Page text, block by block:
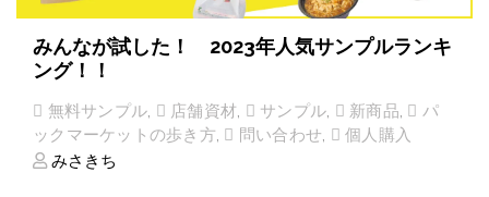
みんなが試した！ 2023年人気サンプルランキ
ング！！
無料サンプル, 店舗資材, サンプル, 新商品,
パ
ックマーケットの歩き方, 問い合わせ,
個人購入
みさきち